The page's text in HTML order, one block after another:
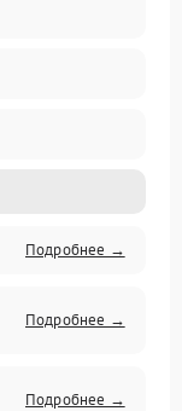
Подробнее →
Подробнее →
Подробнее →